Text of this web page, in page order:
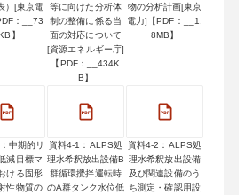
）[東京電
：__73
】
等に向けた分析体
制の整備に係る当
面の対応について
[資源エネルギー庁]
【PDF：__434K
B】
物の分析計画[東京
電力]【PDF：__1.
8MB】
中期的リ
減目標マ
ける固形
性物質の
資料4-1：ALPS処
理水希釈放出設備B
群循環攪拌運転時
のA群タンク水位低
資料4-2：ALPS処
理水希釈放出設備
及び関連設備のう
ち測定・確認用設